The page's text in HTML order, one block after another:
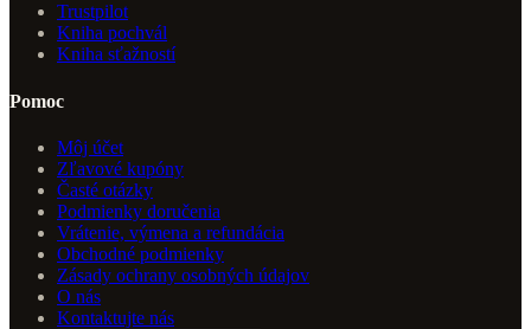
Trustpilot
Kniha pochvál
Kniha sťažností
Pomoc
Môj účet
Zľavové kupóny
Časté otázky
Podmienky doručenia
Vrátenie, výmena a refundácia
Obchodné podmienky
Zásady ochrany osobných údajov
O nás
Kontaktujte nás